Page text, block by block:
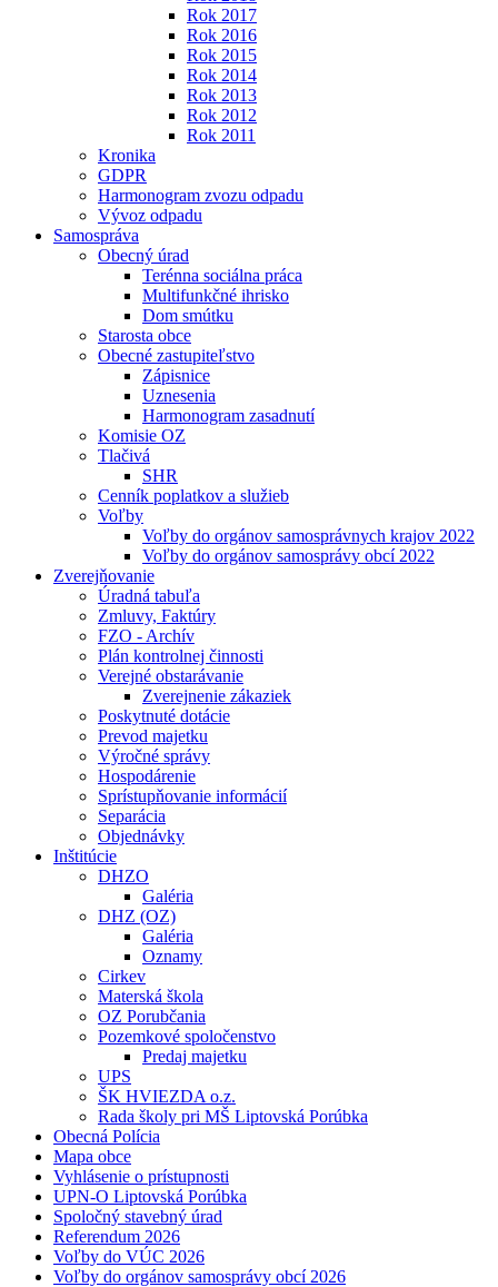
Rok 2017
Rok 2016
Rok 2015
Rok 2014
Rok 2013
Rok 2012
Rok 2011
Kronika
GDPR
Harmonogram zvozu odpadu
Vývoz odpadu
Samospráva
Obecný úrad
Terénna sociálna práca
Multifunkčné ihrisko
Dom smútku
Starosta obce
Obecné zastupiteľstvo
Zápisnice
Uznesenia
Harmonogram zasadnutí
Komisie OZ
Tlačivá
SHR
Cenník poplatkov a služieb
Voľby
Voľby do orgánov samosprávnych krajov 2022
Voľby do orgánov samosprávy obcí 2022
Zverejňovanie
Úradná tabuľa
Zmluvy, Faktúry
FZO - Archív
Plán kontrolnej činnosti
Verejné obstarávanie
Zverejnenie zákaziek
Poskytnuté dotácie
Prevod majetku
Výročné správy
Hospodárenie
Sprístupňovanie informácií
Separácia
Objednávky
Inštitúcie
DHZO
Galéria
DHZ (OZ)
Galéria
Oznamy
Cirkev
Materská škola
OZ Porubčania
Pozemkové spoločenstvo
Predaj majetku
UPS
ŠK HVIEZDA o.z.
Rada školy pri MŠ Liptovská Porúbka
Obecná Polícia
Mapa obce
Vyhlásenie o prístupnosti
UPN-O Liptovská Porúbka
Spoločný stavebný úrad
Referendum 2026
Voľby do VÚC 2026
Voľby do orgánov samosprávy obcí 2026